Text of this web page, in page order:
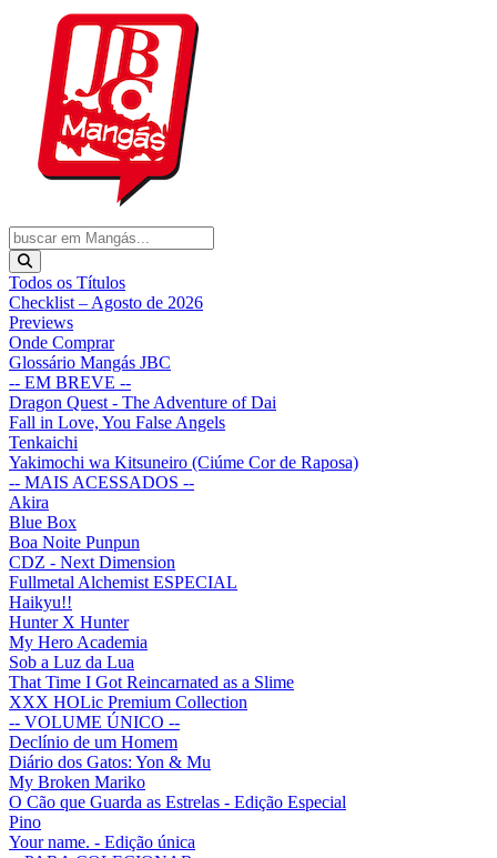
Todos os Títulos
Checklist – Agosto de 2026
Previews
Onde Comprar
Glossário Mangás JBC
-- EM BREVE --
Dragon Quest - The Adventure of Dai
Fall in Love, You False Angels
Tenkaichi
Yakimochi wa Kitsuneiro (Ciúme Cor de Raposa)
-- MAIS ACESSADOS --
Akira
Blue Box
Boa Noite Punpun
CDZ - Next Dimension
Fullmetal Alchemist ESPECIAL
Haikyu!!
Hunter X Hunter
My Hero Academia
Sob a Luz da Lua
That Time I Got Reincarnated as a Slime
XXX HOLic Premium Collection
-- VOLUME ÚNICO --
Declínio de um Homem
Diário dos Gatos: Yon & Mu
My Broken Mariko
O Cão que Guarda as Estrelas - Edição Especial
Pino
Your name. - Edição única